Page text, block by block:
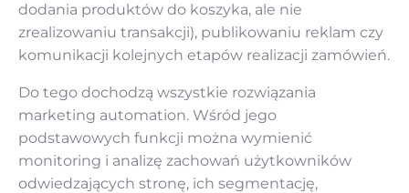
dodania produktów do koszyka, ale nie
zrealizowaniu transakcji), publikowaniu reklam czy
komunikacji kolejnych etapów realizacji zamówień.
Do tego dochodzą wszystkie rozwiązania
marketing automation. Wśród jego
podstawowych funkcji można wymienić
monitoring i analizę zachowań użytkowników
odwiedzających stronę, ich segmentację,